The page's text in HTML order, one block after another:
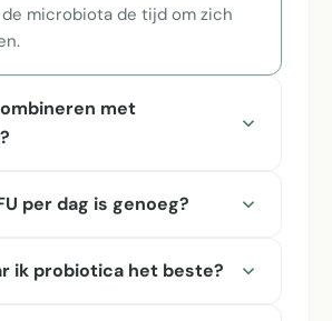
microbiota de tijd om zich
met
per dag is genoeg?
ik probiotica het beste?